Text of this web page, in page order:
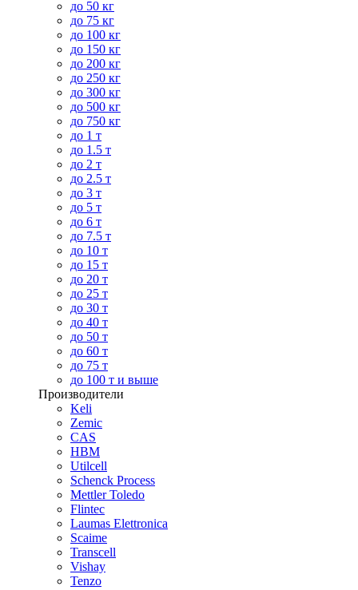
до 50 кг
до 75 кг
до 100 кг
до 150 кг
до 200 кг
до 250 кг
до 300 кг
до 500 кг
до 750 кг
до 1 т
до 1.5 т
до 2 т
до 2.5 т
до 3 т
до 5 т
до 6 т
до 7.5 т
до 10 т
до 15 т
до 20 т
до 25 т
до 30 т
до 40 т
до 50 т
до 60 т
до 75 т
до 100 т и выше
Производители
Keli
Zemic
CAS
HBM
Utilcell
Schenck Process
Mettler Toledo
Flintec
Laumas Elettronica
Scaime
Transcell
Vishay
Tenzo